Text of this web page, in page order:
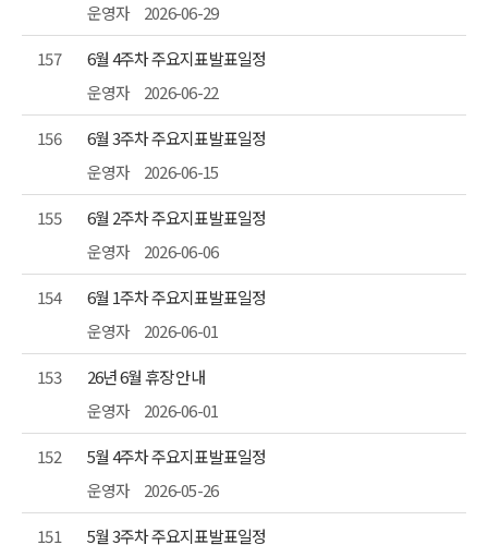
운영자
2026-06-29
157
6월 4주차 주요지표발표일정
운영자
2026-06-22
156
6월 3주차 주요지표발표일정
운영자
2026-06-15
155
6월 2주차 주요지표발표일정
운영자
2026-06-06
154
6월 1주차 주요지표발표일정
운영자
2026-06-01
153
26년 6월 휴장 안내
운영자
2026-06-01
152
5월 4주차 주요지표발표일정
운영자
2026-05-26
151
5월 3주차 주요지표발표일정